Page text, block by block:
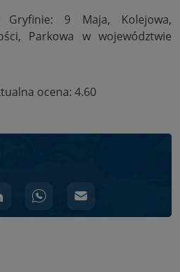
Gryfinie: 9 Maja, Kolejowa,
Parkowa w województwie
ocena: 4.60